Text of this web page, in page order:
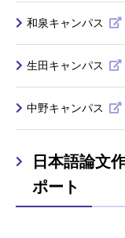
和泉キャンパス
生田キャンパス
中野キャンパス
日本語論文
ポート